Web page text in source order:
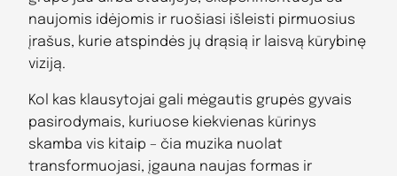
naujomis idėjomis ir ruošiasi išleisti pirmuosius
įrašus, kurie atspindės jų drąsią ir laisvą kūrybinę
viziją.
Kol kas klausytojai gali mėgautis grupės gyvais
pasirodymais, kuriuose kiekvienas kūrinys
skamba vis kitaip – čia muzika nuolat
transformuojasi, įgauna naujas formas ir